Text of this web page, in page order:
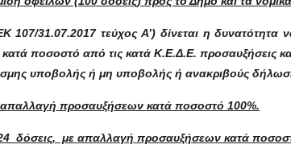
107/31.07.2017 τεύχος Α’) δίνεται η δυνατότητα
ποσοστό από τις κατά Κ.Ε.Δ.Ε. προσαυξήσεις
υποβολής ή μη υποβολής ή ανακριβούς
προσαυξήσεων κατά ποσοστό 100%.
δόσεις, με απαλλαγή προσαυξήσεων κατά